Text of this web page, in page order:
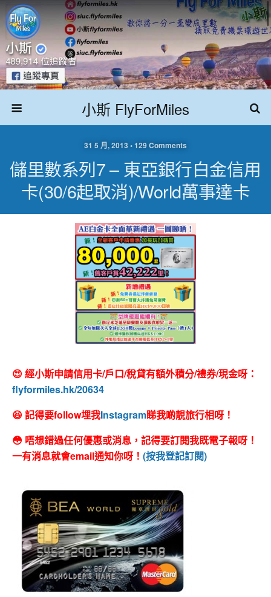
小斯 FlyForMiles
31 5 月, 2013 • 129 Comments
儲里數系列7 – 東亞銀行白金信用
卡(30/6起取消)/World萬事達卡
😍 經小斯申請信用卡/戶口/稅貸有額外積分/禮券/現金呀：
flyformiles.hk/20634
😆 記得要follow埋我Instagram睇我啲靚旅行相呀！
😳 唔想錯過任何優惠或消息，記得要訂閱我既電子報呀！
一有消息就會email通知你呀！ (按我登記訂閱)